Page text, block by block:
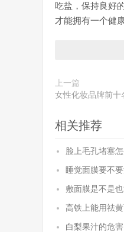
吃盐，保持良好
才能拥有一个健
上一篇
女性化妆品牌前十
相关推荐
脸上毛孔堵塞
睡觉面膜要不要
敷面膜是不是
高铁上能用祛
白梨果汁的危害